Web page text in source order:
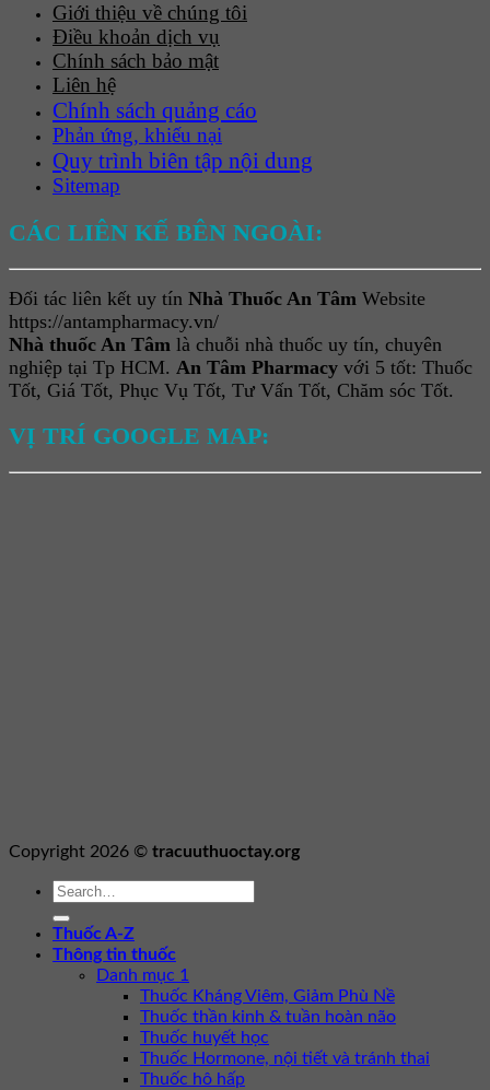
Giới thiệu về chúng tôi
Điều khoản dịch vụ
Chính sách bảo mật
Liên hệ
Chính sách quảng cáo
Phản ứng, khiếu nại
Quy trình biên tập nội dung
Sitemap
CÁC LIÊN KẾ BÊN NGOÀI:
Đối tác liên kết uy tín Nhà Thuốc An Tâm Website
https://antampharmacy.vn/
Nhà thuốc An Tâm là chuỗi nhà thuốc uy tín, chuyên
nghiệp tại Tp HCM. An Tâm Pharmacy với 5 tốt: Thuốc
Tốt, Giá Tốt, Phục Vụ Tốt, Tư Vấn Tốt, Chăm sóc Tốt.
VỊ TRÍ GOOGLE MAP:
Copyright 2026 © tracuuthuoctay.org
Thuốc A-Z
Thông tin thuốc
Danh mục 1
Thuốc Kháng Viêm, Giảm Phù Nề
Thuốc thần kinh & tuần hoàn não
Thuốc huyết học
Thuốc Hormone, nội tiết và tránh thai
Thuốc hô hấp